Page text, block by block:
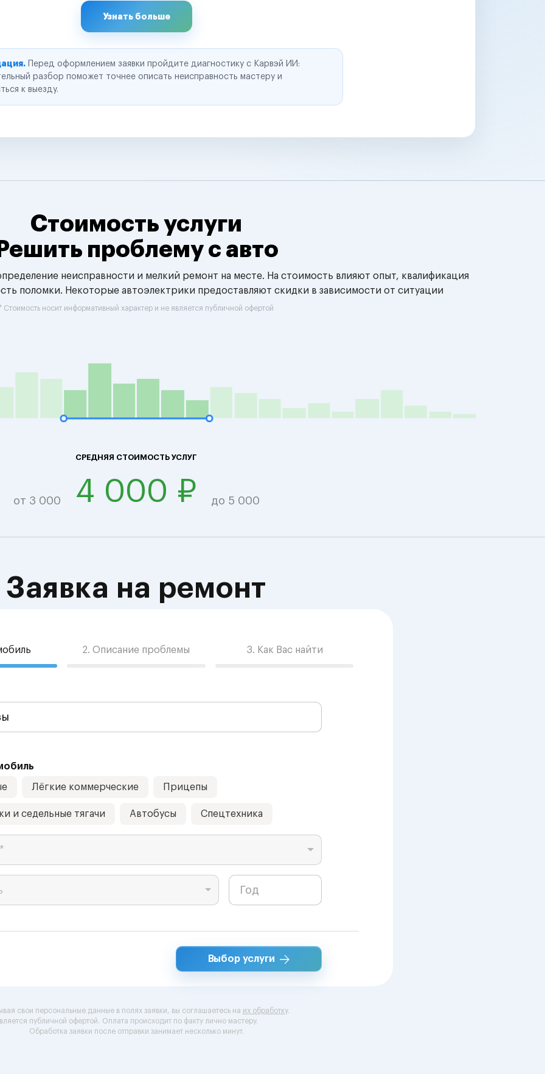
Узнать больше
Перед оформлением заявки пройдите диагностику с Карвэй ИИ:
разбор поможет точнее описать неисправность мастеру и
к выезду.
Стоимость услуги
Решить проблему с авто
неисправности и мелкий ремонт на месте. На стоимость влияют опыт, квалификация
поломки. Некоторые автоэлектрики предоставляют скидки в зависимости от ситуации
Стоимость носит информативный характер и не является публичной офертой
СРЕДНЯЯ СТОИМОСТЬ УСЛУГ
от 3 000 4 000 ₽ до 5 000
Заявка на ремонт
2. Описание проблемы 3. Как Вас найти
Лёгкие коммерческие Прицепы
и седельные тягачи Автобусы Спецтехника
Выбор услуги
свои персональные данные в полях заявки, вы соглашаетесь на их обработку.
публичной офертой. Оплата происходит по факту лично мастеру.
Обработка заявки после отправки занимает несколько минут.